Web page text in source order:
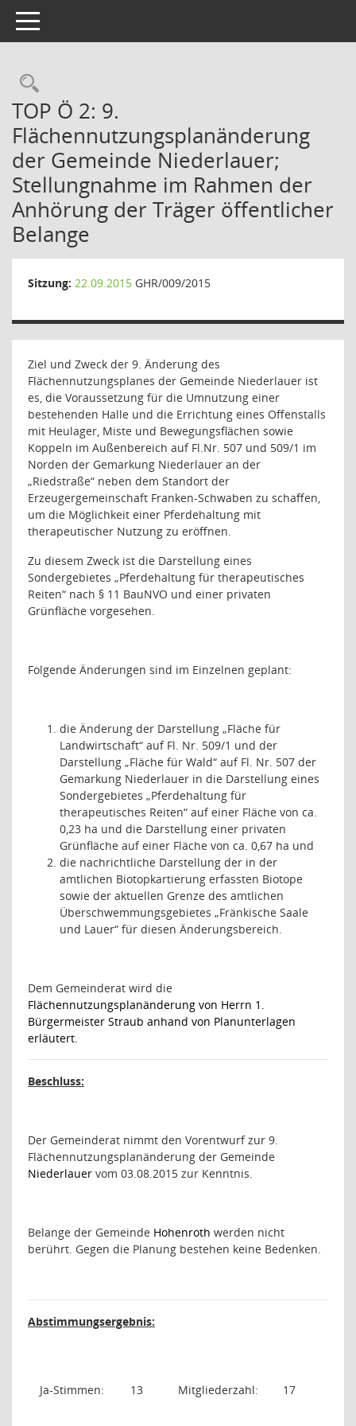
Toggle navigation
Rechercheauswahl
TOP Ö 2: 9.
Flächennutzungsplanänderung
der Gemeinde Niederlauer;
Stellungnahme im Rahmen der
Anhörung der Träger öffentlicher
Belange
Sitzung: 22.09.2015 GHR/009/2015
Ziel und Zweck der 9. Änderung des
Flächennutzungsplanes der Gemeinde Niederlauer ist
es, die Voraussetzung für die Umnutzung einer
bestehenden Halle und die Errichtung eines Offenstalls
mit Heulager, Miste und Bewegungsflächen sowie
Koppeln im Außenbereich auf Fl.Nr. 507 und 509/1 im
Norden der Gemarkung Niederlauer an der
„Riedstraße“ neben dem Standort der
Erzeugergemeinschaft Franken-Schwaben zu schaffen,
um die Möglichkeit einer Pferdehaltung mit
therapeutischer Nutzung zu eröffnen.
Zu diesem Zweck ist die Darstellung eines
Sondergebietes „Pferdehaltung für therapeutisches
Reiten“ nach § 11 BauNVO und einer privaten
Grünfläche vorgesehen.
Folgende Änderungen sind im Einzelnen geplant:
die Änderung der Darstellung „Fläche für
Landwirtschaft“ auf Fl. Nr. 509/1 und der
Darstellung „Fläche für Wald“ auf Fl. Nr. 507 der
Gemarkung Niederlauer in die Darstellung eines
Sondergebietes „Pferdehaltung für
therapeutisches Reiten“ auf einer Fläche von ca.
0,23 ha und die Darstellung einer privaten
Grünfläche auf einer Fläche von ca. 0,67 ha und
die nachrichtliche Darstellung der in der
amtlichen Biotopkartierung erfassten Biotope
sowie der aktuellen Grenze des amtlichen
Überschwemmungsgebietes „Fränkische Saale
und Lauer“ für diesen Änderungsbereich.
Dem Gemeinderat wird die
Flächennutzungsplanänderung von Herrn 1.
Bürgermeister Straub anhand von Planunterlagen
erläutert.
Beschluss:
Der Gemeinderat nimmt den Vorentwurf zur 9.
Flächennutzungsplanänderung der Gemeinde
Niederlauer vom 03.08.2015 zur Kenntnis.
Belange der Gemeinde Hohenroth werden nicht
berührt. Gegen die Planung bestehen keine Bedenken.
Abstimmungsergebnis:
Ja-Stimmen: 13 Mitgliederzahl: 17